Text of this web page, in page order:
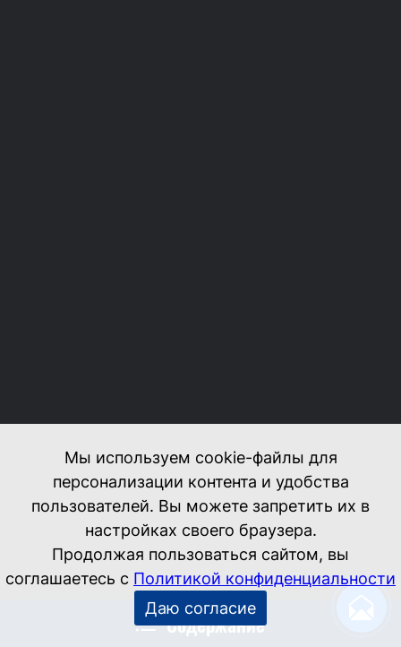
Содержание
Мы используем cookie-файлы для
персонализации контента и удобства
пользователей. Вы можете запретить их в
настройках своего браузера.
Продолжая пользоваться сайтом, вы
соглашаетесь с Политикой конфиденциальности
Даю согласие